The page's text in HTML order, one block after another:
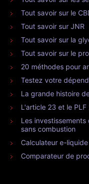
Tout savoir sur le
Tout savoir sur JNR
Tout savoir sur la
Tout savoir sur le
20 méthodes pour
Testez votre
La grande histoire
L'article 23 et le
Les
sans combustion
Calculateur e-liquide
Comparateur de